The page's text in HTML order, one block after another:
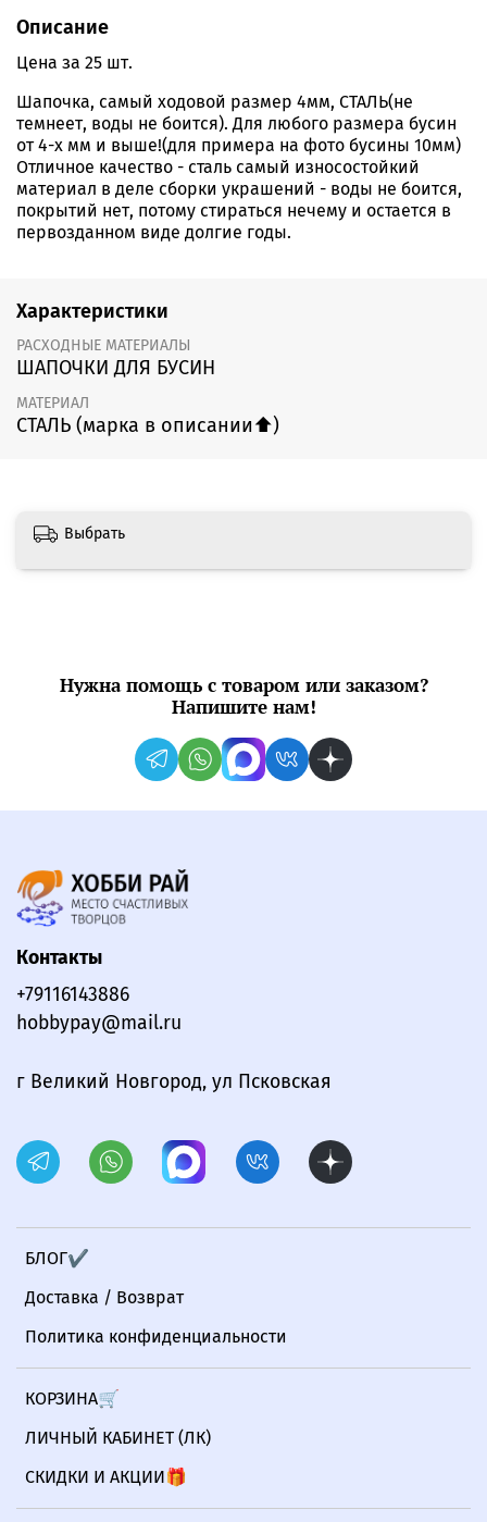
Описание
Цена за 25 шт.
Шапочка, самый ходовой размер 4мм, СТАЛЬ(не
темнеет, воды не боится). Для любого размера бусин
от 4-х мм и выше!(для примера на фото бусины 10мм)
Отличное качество - сталь самый износостойкий
материал в деле сборки украшений - воды не боится,
покрытий нет, потому стираться нечему и остается в
первозданном виде долгие годы.
Характеристики
РАСХОДНЫЕ МАТЕРИАЛЫ
ШАПОЧКИ ДЛЯ БУСИН
МАТЕРИАЛ
СТАЛЬ (марка в описании⬆️)
Выбрать
Нужна помощь с товаром или заказом?
Напишите нам!
БЛОГ✔
Доставка / Возврат
Политика конфиденциальности
КОРЗИНА🛒
ЛИЧНЫЙ КАБИНЕТ (ЛК)
СКИДКИ И АКЦИИ🎁
Контакты
+79116143886
hobbypay@mail.ru
г Великий Новгород, ул Псковская